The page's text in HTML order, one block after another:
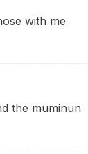
with me
the muminun